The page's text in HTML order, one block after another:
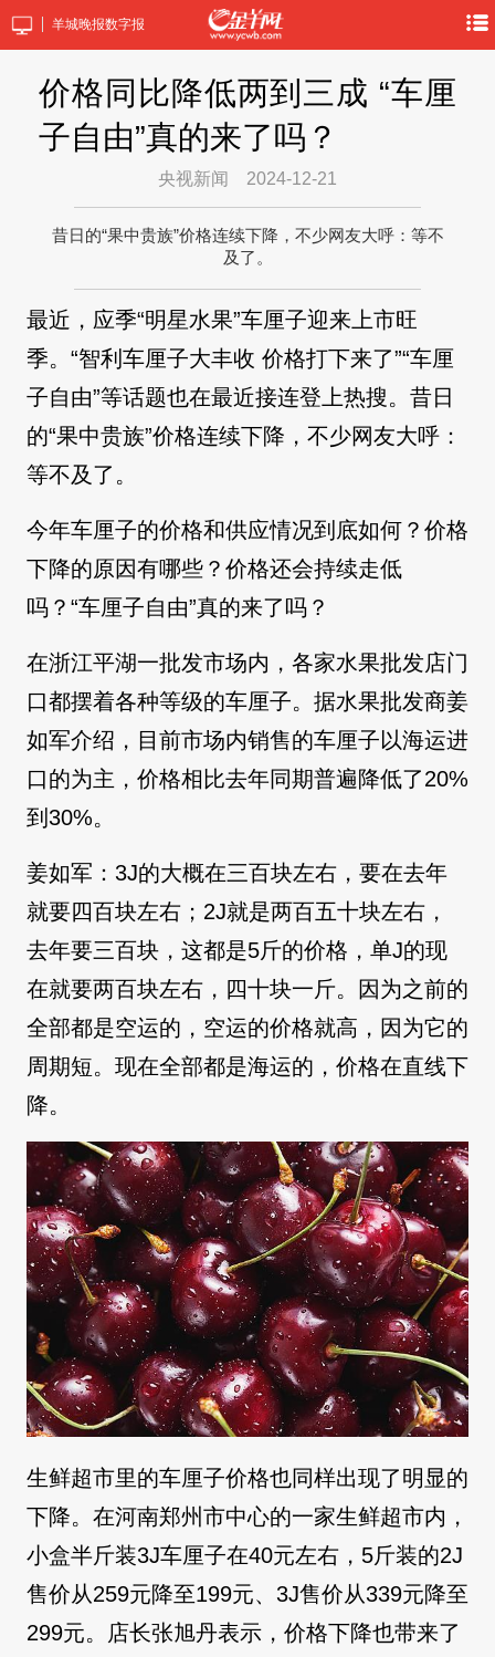
羊城晚报数字报
价格同比降低两到三成 “车厘
子自由”真的来了吗？
央视新闻 2024-12-21
昔日的“果中贵族”价格连续下降，不少网友大呼：等不
及了。
最近，应季“明星水果”车厘子迎来上市旺
季。“智利车厘子大丰收 价格打下来了”“车厘
子自由”等话题也在最近接连登上热搜。昔日
的“果中贵族”价格连续下降，不少网友大呼：
等不及了。
今年车厘子的价格和供应情况到底如何？价格
下降的原因有哪些？价格还会持续走低
吗？“车厘子自由”真的来了吗？
在浙江平湖一批发市场内，各家水果批发店门
口都摆着各种等级的车厘子。据水果批发商姜
如军介绍，目前市场内销售的车厘子以海运进
口的为主，价格相比去年同期普遍降低了20%
到30%。
姜如军：3J的大概在三百块左右，要在去年
就要四百块左右；2J就是两百五十块左右，
去年要三百块，这都是5斤的价格，单J的现
在就要两百块左右，四十块一斤。因为之前的
全部都是空运的，空运的价格就高，因为它的
周期短。现在全部都是海运的，价格在直线下
降。
生鲜超市里的车厘子价格也同样出现了明显的
下降。在河南郑州市中心的一家生鲜超市内，
小盒半斤装3J车厘子在40元左右，5斤装的2J
售价从259元降至199元、3J售价从339元降至
299元。店长张旭丹表示，价格下降也带来了